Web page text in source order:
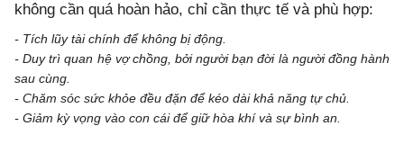
không cần quá hoàn hảo, chỉ cần thực tế và phù hợp:
- Tích lũy tài chính để không bị động.
- Duy trì quan hệ vợ chồng, bởi người bạn đời là người đồng hành
sau cùng.
- Chăm sóc sức khỏe đều đặn để kéo dài khả năng tự chủ.
- Giảm kỳ vọng vào con cái để giữ hòa khí và sự bình an.